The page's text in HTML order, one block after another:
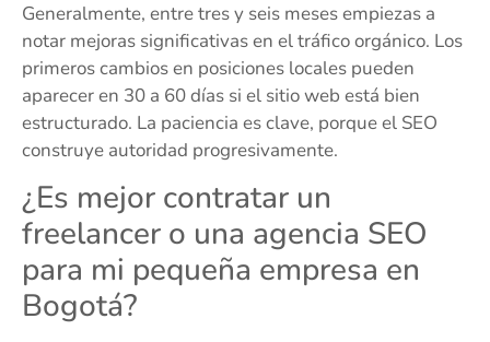
Generalmente, entre tres y seis meses empiezas a
notar mejoras significativas en el tráfico orgánico. Los
primeros cambios en posiciones locales pueden
aparecer en 30 a 60 días si el sitio web está bien
estructurado. La paciencia es clave, porque el SEO
construye autoridad progresivamente.
¿Es mejor contratar un
freelancer o una agencia SEO
para mi pequeña empresa en
Bogotá?